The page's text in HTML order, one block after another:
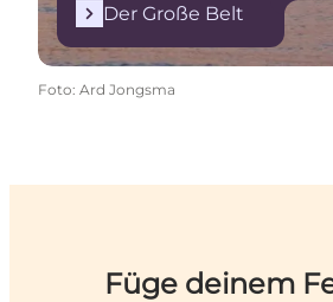
Der Große Belt
Foto: Ard Jongsma
Füge deinem